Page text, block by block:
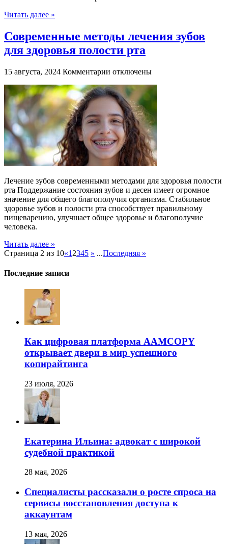
Читать далее »
Современные методы лечения зубов
для здоровья полости рта
15 августа, 2024 Комментарии к
Современные
методы
лечения
зубов
для
здоровья
полости
рта
отключены
Лечение зубов современными методами для здоровья полости
рта Поддержание состояния зубов и десен имеет огромное
значение для общего благополучия организма. Стабильное
здоровье зубов и полости рта способствует правильному
пищеварению, улучшает общее здоровье и благополучие
человека.
Читать далее »
Страница 2 из 10«1 2345 » ...Последняя »
Последние записи
Как цифровая платформа AAMCOPY
открывает двери в мир успешного
копирайтинга
23 июля, 2026
Екатерина Ильина: адвокат с широкой
судебной практикой
28 мая, 2026
Специалисты рассказали о росте спроса на
сервисы восстановления доступа к
аккаунтам
13 мая, 2026